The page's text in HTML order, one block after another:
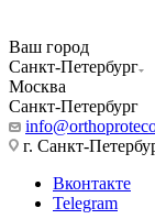
Ваш город
Санкт-Петербург
Москва
Санкт-Петербург
г. Санкт-
Вконтакте
Telegram